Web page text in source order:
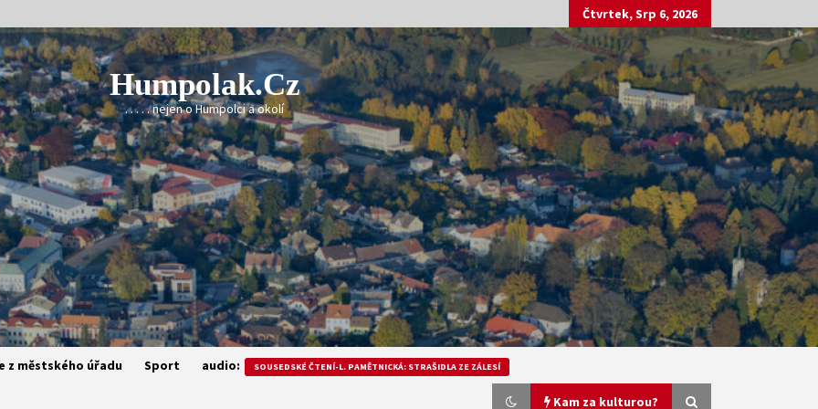
Čtvrtek, Srp 6, 2026
Humpolak.cz
. . . . . nejen o Humpolci a okolí
z městského úřadu Sport audio: SOUSEDSKÉ ČTENÍ-L. PAMĚTNICKÁ: STRAŠIDLA ZE ZÁLESÍ
Kam za kulturou?